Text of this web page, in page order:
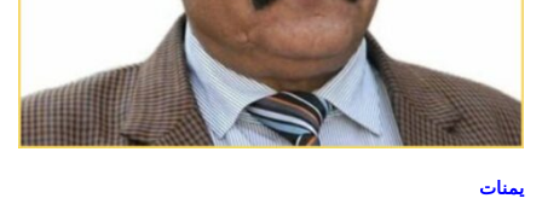
يمنات